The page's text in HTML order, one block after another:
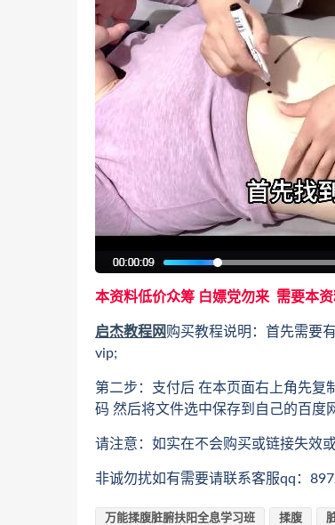
本资料低价众筹 白嫖党勿来 需要本
启杰教程网购买教程说明：首先需要
vip;
第二步：支付后 在本页面右上角先
码 然后将文件选中保存到自己的百度
请注意：如实在不会购买或链接失效
非诚勿扰如有需要请联系客服qq：
万能揉腹脏腑扶阳全息学习班 揉腹